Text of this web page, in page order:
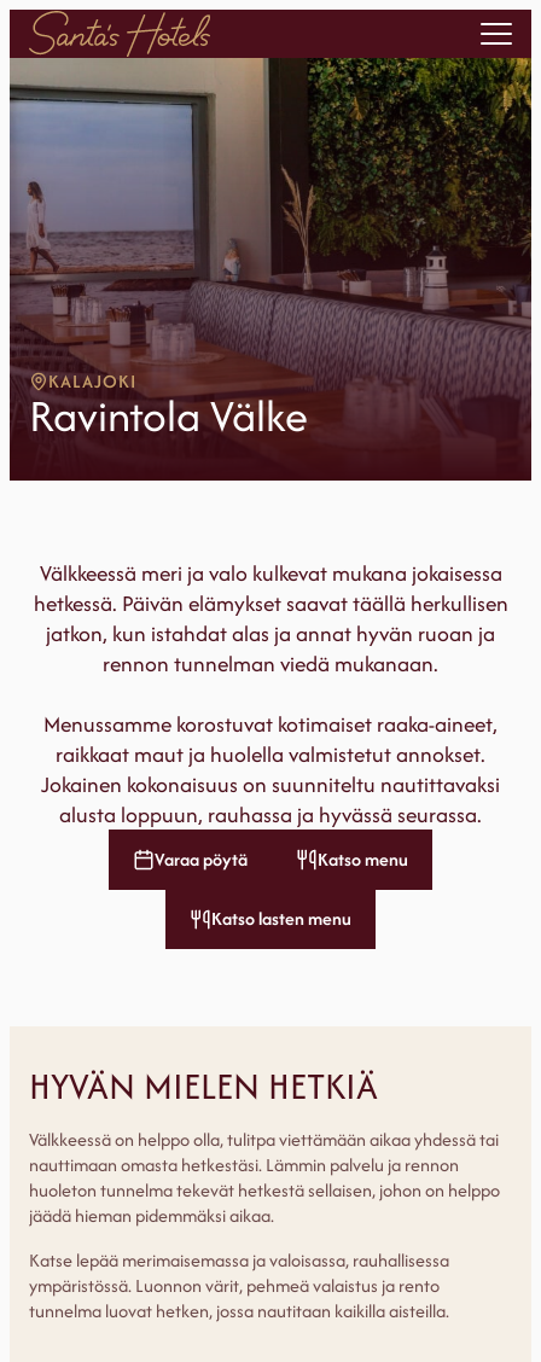
KALAJOKI
Ravintola Välke
Välkkeessä meri ja valo kulkevat mukana jokaisessa
hetkessä. Päivän elämykset saavat täällä herkullisen
jatkon, kun istahdat alas ja annat hyvän ruoan ja
rennon tunnelman viedä mukanaan.
Menussamme korostuvat kotimaiset raaka-aineet,
raikkaat maut ja huolella valmistetut annokset.
Jokainen kokonaisuus on suunniteltu nautittavaksi
alusta loppuun, rauhassa ja hyvässä seurassa.
Varaa pöytä Katso menu
Katso lasten menu
HYVÄN MIELEN HETKIÄ
Välkkeessä on helppo olla, tulitpa viettämään aikaa yhdessä tai
nauttimaan omasta hetkestäsi. Lämmin palvelu ja rennon
huoleton tunnelma tekevät hetkestä sellaisen, johon on helppo
jäädä hieman pidemmäksi aikaa.
Katse lepää merimaisemassa ja valoisassa, rauhallisessa
ympäristössä. Luonnon värit, pehmeä valaistus ja rento
tunnelma luovat hetken, jossa nautitaan kaikilla aisteilla.